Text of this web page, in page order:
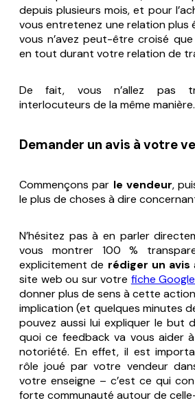
depuis plusieurs mois, et pour
vous entretenez une relation plus
vous n’avez peut-être croisé
en tout durant votre relation de
De fait, vous n’allez pas
interlocuteurs de la même manière.
Demander un avis à votre
Commençons par le vendeur,
le plus de choses à dire
N’hésitez pas à en parler
vous montrer 100 %
explicitement de rédiger un avis
site web ou sur votre fiche
donner plus de sens à cette
implication (et quelques minutes
pouvez aussi lui expliquer le but
quoi ce feedback va vous aider
notoriété. En effet, il est
rôle joué par votre vendeur
votre enseigne – c’est ce qui
forte communauté autour de